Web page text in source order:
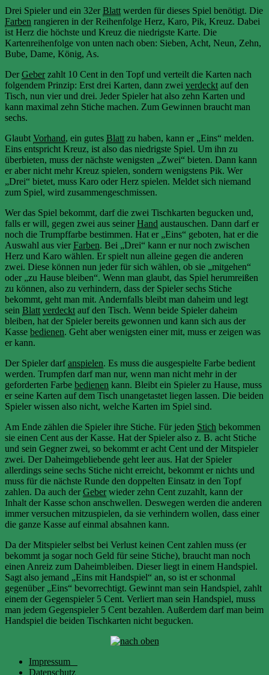
Drei Spieler und ein 32erBlatt werden für dieses Spiel benötigt. Die
Farben rangieren in der Reihenfolge Herz, Karo, Pik, Kreuz. Dabei
ist Herz die höchste und Kreuz die niedrigste Karte. Die
Kartenreihenfolge von unten nach oben: Sieben, Acht, Neun, Zehn,
Bube, Dame, König, As.
DerGeberzahlt 10 Cent in den Topf und verteilt die Karten nach
folgendem Prinzip: Erst drei Karten, dann zwei verdeckt auf den
Tisch, nun vier und drei. Jeder Spieler hat also zehn Karten und
kann maximal zehn Stiche machen. Zum Gewinnen braucht man
sechs.
Glaubt Vorhand, ein gutes Blatt zu haben, kann er „Eins“ melden.
Eins entspricht Kreuz, ist also das niedrigste Spiel. Um ihn zu
überbieten, muss der nächste wenigsten „Zwei“ bieten. Dann kann
er aber nicht mehr Kreuz spielen, sondern wenigstens Pik. Wer
„Drei“ bietet, muss Karo oder Herz spielen. Meldet sich niemand
zum Spiel, wird zusammengeschmissen.
Wer das Spiel bekommt, darf die zwei Tischkarten begucken und,
falls er will, gegen zwei aus seinerHand austauschen. Dann darf er
noch die Trumpffarbe bestimmen. Hat er „Eins“ geboten, hat er die
Auswahl aus vierFarben. Bei „Drei“ kann er nur noch zwischen
Herz und Karo wählen. Er spielt nun alleine gegen die anderen
zwei. Diese können nun jeder für sich wählen, ob sie „mitgehen“
oder „zu Hause bleiben“. Wenn man glaubt, das Spiel herumreißen
zu können, also zu verhindern, dass der Spieler sechs Stiche
bekommt, geht man mit. Andernfalls bleibt man daheim und legt
sein Blatt verdeckt auf den Tisch. Wenn beide Spieler daheim
bleiben, hat der Spieler bereits gewonnen und kann sich aus der
Kasse bedienen. Geht aber wenigsten einer mit, muss er zeigen was
er kann.
Der Spieler darfanspielen. Es muss die ausgespielte Farbe bedient
werden. Trumpfen darf man nur, wenn man nicht mehr in der
geforderten Farbe bedienen kann. Bleibt ein Spieler zu Hause, muss
er seine Karten auf dem Tisch unangetastet liegen lassen. Die beiden
Spieler wissen also nicht, welche Karten im Spiel sind.
Am Ende zählen die Spieler ihre Stiche. Für jeden Stich bekommen
sie einen Cent aus der Kasse. Hat der Spieler also z. B. acht Stiche
und sein Gegner zwei, so bekommt er acht Cent und der Mitspieler
zwei. Der Daheimgebliebende geht leer aus. Hat der Spieler
allerdings seine sechs Stiche nicht erreicht, bekommt er nichts und
muss für die nächste Runde den doppelten Einsatz in den Topf
zahlen. Da auch derGeberwieder zehn Cent zuzahlt, kann der
Inhalt der Kasse schon anschwellen. Deswegen werden die anderen
immer versuchen mitzuspielen, da sie verhindern wollen, dass einer
die ganze Kasse auf einmal absahnen kann.
Da der Mitspieler selbst bei Verlust keinen Cent zahlen muss (er
bekommt ja sogar noch Geld für seine Stiche), braucht man noch
einen Anreiz zum Daheimbleiben. Dieser liegt in einem Handspiel.
Sagt also jemand „Eins mit Handspiel“ an, so ist er schonmal
gegenüber „Eins“ bevorrechtigt. Gewinnt man sein Handspiel, zahlt
einem der Gegenspieler 5 Cent. Verliert man sein Handspiel, muss
man jedem Gegenspieler 5 Cent bezahlen. Außerdem darf man beim
Handspiel die beiden Tischkarten nicht begucken.
Impressum
Datenschutz